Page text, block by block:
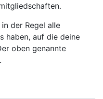
der Regel alle
haben, auf die deine
oben genannte